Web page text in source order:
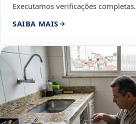
Executamos verificações completas.
SAIBA MAIS